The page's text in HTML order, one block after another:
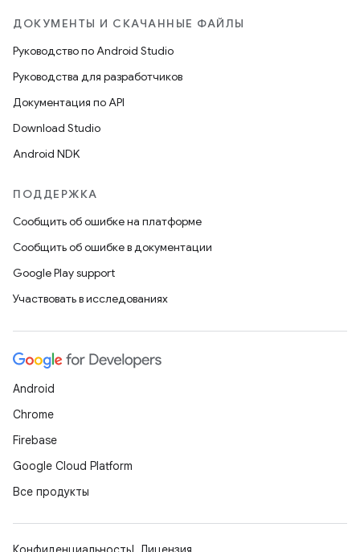
ДОКУМЕНТЫ И СКАЧАННЫЕ ФАЙЛЫ
Руководство по Android Studio
Руководства для разработчиков
Документация по API
Download Studio
Android NDK
ПОДДЕРЖКА
Сообщить об ошибке на платформе
Сообщить об ошибке в документации
Google Play support
Участвовать в исследованиях
Android
Chrome
Firebase
Google Cloud Platform
Все продукты